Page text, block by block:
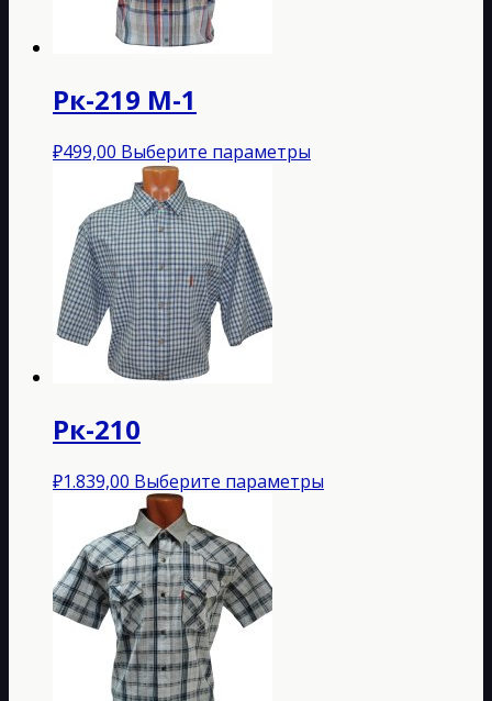
Рк-219 M-1
₽499,00 Выберите параметры
Рк-210
₽1.839,00 Выберите параметры